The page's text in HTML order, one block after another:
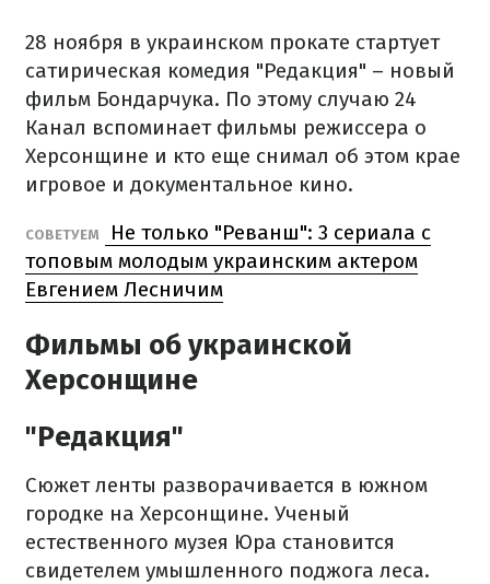
28 ноября в украинском прокате стартует
сатирическая комедия "Редакция" – новый
фильм Бондарчука. По этому случаю 24
Канал вспоминает фильмы режиссера о
Херсонщине и кто еще снимал об этом крае
игровое и документальное кино.
СОВЕТУЕМ
Не только "Реванш": 3 сериала с
топовым молодым украинским актером
Евгением Лесничим
Фильмы об украинской
Херсонщине
"Редакция"
Сюжет ленты разворачивается в южном
городке на Херсонщине. Ученый
естественного музея Юра становится
свидетелем умышленного поджога леса.